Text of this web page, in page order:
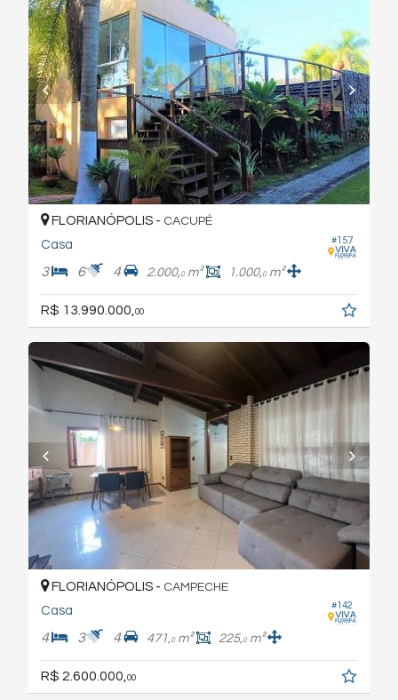
#157
FLORIANÓPOLIS - CACUPÉ
Casa
3 6 4 2.000,0m² 1.000,0m²
R$ 13.990.000, 00
#142
FLORIANÓPOLIS - CAMPECHE
Casa
4 3 4 471,0m² 225,0m²
R$ 2.600.000, 00